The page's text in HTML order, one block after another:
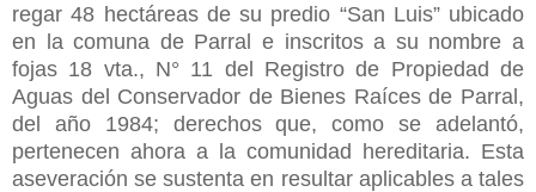
regar 48 hectáreas de su predio “San Luis” ubicado
en la comuna de Parral e inscritos a su nombre a
fojas 18 vta., N° 11 del Registro de Propiedad de
Aguas del Conservador de Bienes Raíces de Parral,
del año 1984; derechos que, como se adelantó,
pertenecen ahora a la comunidad hereditaria. Esta
aseveración se sustenta en resultar aplicables a tales